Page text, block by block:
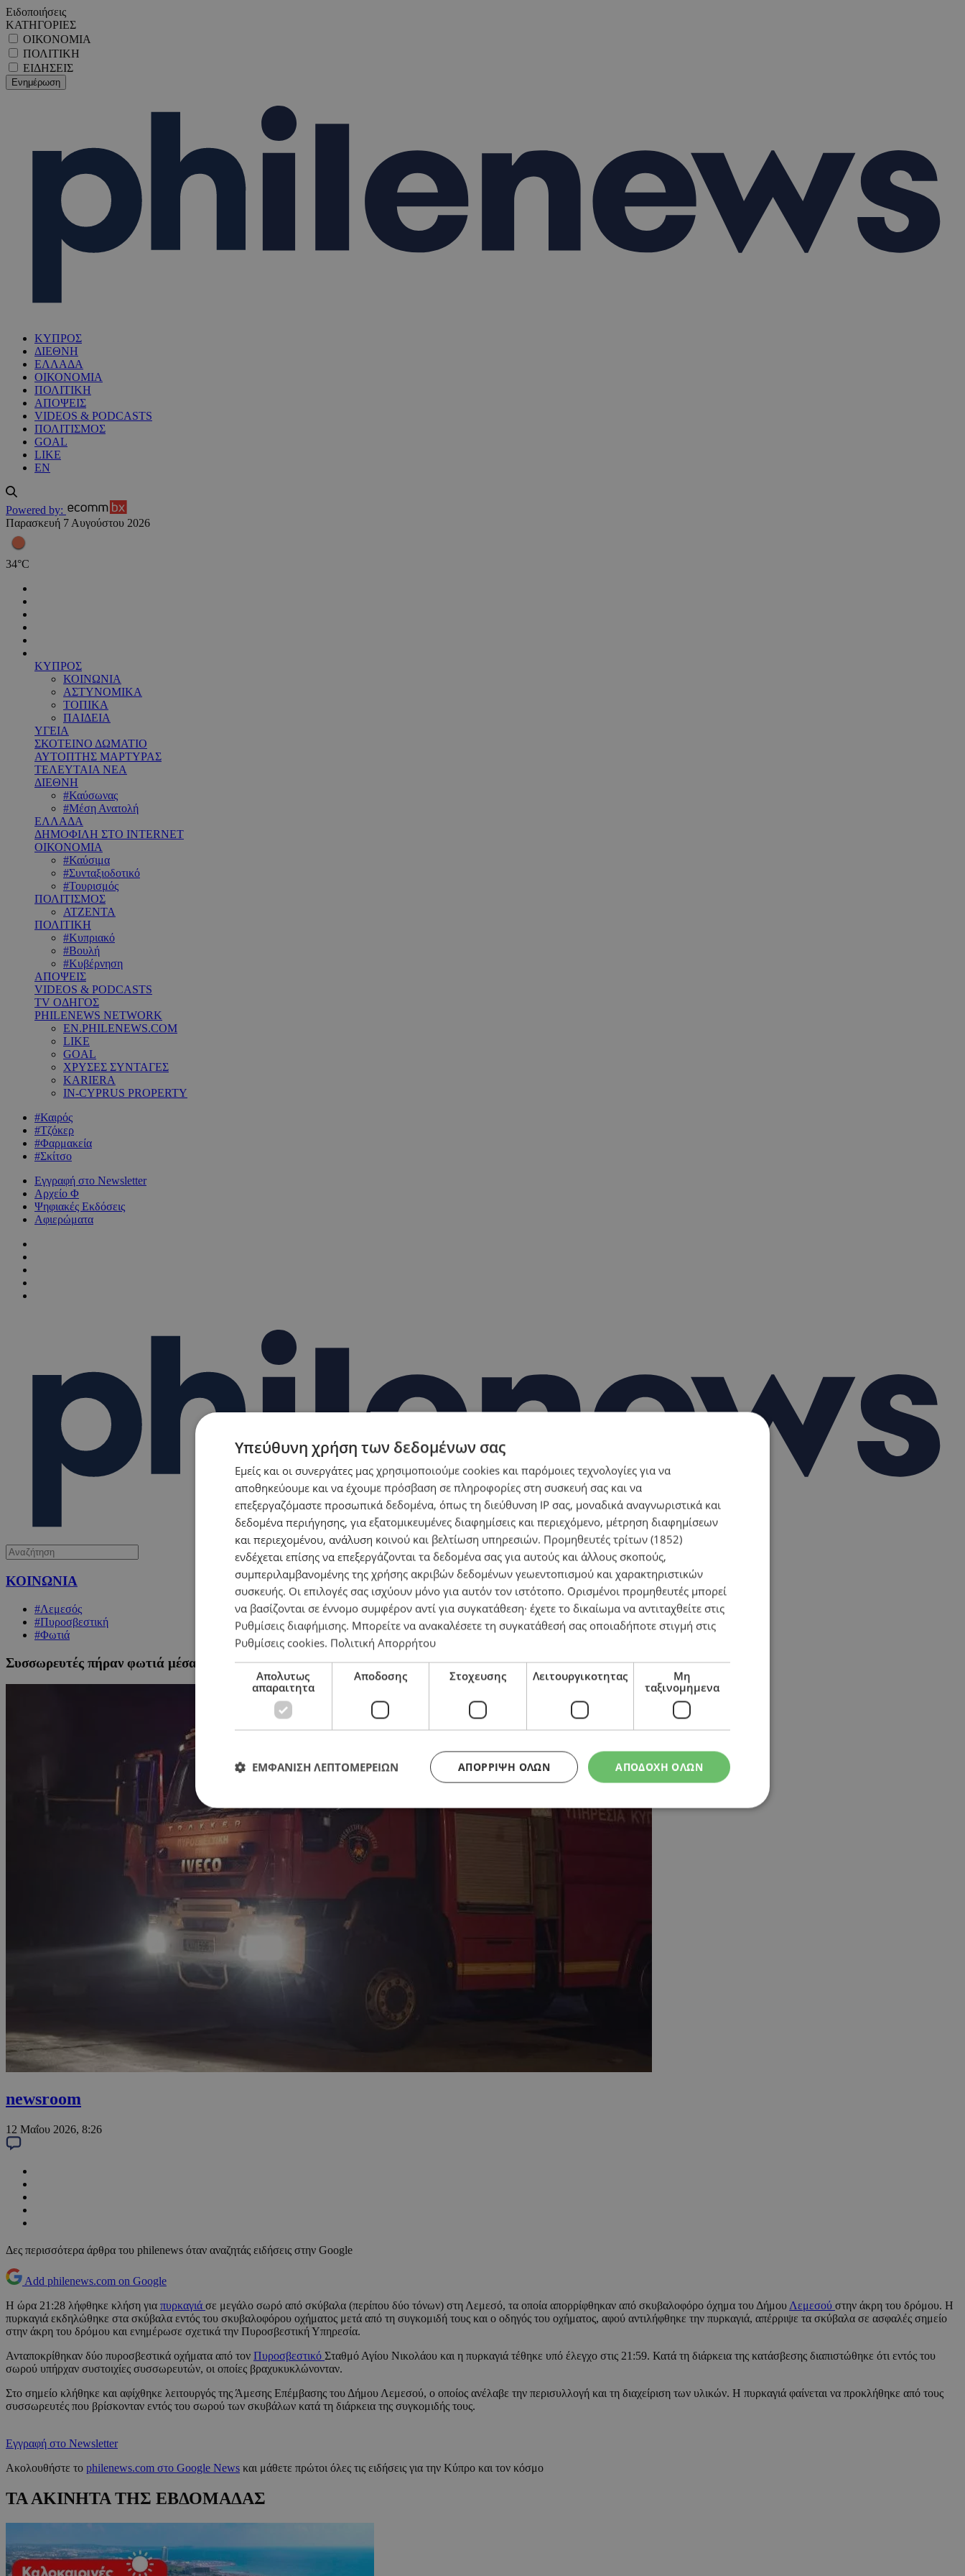
Ειδοποιήσεις
ΚΑΤΗΓΟΡΙΕΣ
ΟΙΚΟΝΟΜΙΑ
ΠΟΛΙΤΙΚΗ
ΕΙΔΗΣΕΙΣ
ΚΥΠΡΟΣ
ΔΙΕΘΝΗ
ΕΛΛΑΔΑ
ΟΙΚΟΝΟΜΙΑ
ΠΟΛΙΤΙΚΗ
ΑΠΟΨΕΙΣ
VIDEOS & PODCASTS
ΠΟΛΙΤΙΣΜΟΣ
GOAL
LIKE
EN
Powered by:
Παρασκευή 7 Αυγούστου 2026
34°C
ΚΥΠΡΟΣ
ΚΟΙΝΩΝΙΑ
ΑΣΤΥΝΟΜΙΚΑ
ΤΟΠΙΚΑ
ΠΑΙΔΕΙΑ
ΥΓΕΙΑ
ΣΚΟΤΕΙΝΟ ΔΩΜΑΤΙΟ
ΑΥΤΟΠΤΗΣ ΜΑΡΤΥΡΑΣ
ΤΕΛΕΥΤΑΙΑ ΝΕΑ
ΔΙΕΘΝΗ
#Καύσωνας
#Μέση Ανατολή
ΕΛΛΑΔΑ
ΔΗΜΟΦΙΛΗ ΣΤΟ INTERNET
ΟΙΚΟΝΟΜΙΑ
#Καύσιμα
#Συνταξιοδοτικό
#Τουρισμός
ΠΟΛΙΤΙΣΜΟΣ
ΑΤΖΕΝΤΑ
ΠΟΛΙΤΙΚΗ
#Κυπριακό
#Βουλή
#Κυβέρνηση
ΑΠΟΨΕΙΣ
VIDEOS & PODCASTS
TV ΟΔΗΓΟΣ
PHILENEWS NETWORK
EN.PHILENEWS.COM
LIKE
GOAL
ΧΡΥΣΕΣ ΣΥΝΤΑΓΕΣ
KARIERA
IN-CYPRUS PROPERTY
#Καιρός
#Τζόκερ
#Φαρμακεία
#Σκίτσο
Εγγραφή στο Newsletter
Αρχείο Φ
Ψηφιακές Εκδόσεις
Αφιερώματα
ΚΟΙΝΩΝΙΑ
#Λεμεσός
#Πυροσβεστική
#Φωτιά
Συσσωρευτές πήραν φωτιά μέσα στο σκυβαλοφόρο – Άμεση ανταπόκριση της Πυροσβεστικής
newsroom
12 Μαΐου 2026, 8:26
Δες περισσότερα άρθρα του philenews όταν αναζητάς ειδήσεις στην Google
Add philenews.com on Google
Η ώρα 21:28 λήφθηκε κλήση για πυρκαγιά σε μεγάλο σωρό από σκύβαλα (περίπου δύο τόνων) στη Λεμεσό, τα οποία απορρίφθηκαν από σκυβαλοφόρο όχημα του Δήμου Λεμεσού στην άκρη του δρόμου. Η
πυρκαγιά εκδηλώθηκε στα σκύβαλα εντός του σκυβαλοφόρου οχήματος μετά από τη συγκομιδή τους και ο οδηγός του οχήματος, αφού αντιλήφθηκε την πυρκαγιά, απέρριψε τα σκύβαλα σε ασφαλές σημείο
στην άκρη του δρόμου και ενημέρωσε σχετικά την Πυροσβεστική Υπηρεσία.
Ανταποκρίθηκαν δύο πυροσβεστικά οχήματα από τον Πυροσβεστικό Σταθμό Αγίου Νικολάου και η πυρκαγιά τέθηκε υπό έλεγχο στις 21:59. Κατά τη διάρκεια της κατάσβεσης διαπιστώθηκε ότι εντός του
σωρού υπήρχαν συστοιχίες συσσωρευτών, οι οποίες βραχυκυκλώνονταν.
Στο σημείο κλήθηκε και αφίχθηκε λειτουργός της Άμεσης Επέμβασης του Δήμου Λεμεσού, ο οποίος ανέλαβε την περισυλλογή και τη διαχείριση των υλικών. Η πυρκαγιά φαίνεται να προκλήθηκε από τους
συσσωρευτές που βρίσκονταν εντός του σωρού των σκυβάλων κατά τη διάρκεια της συγκομιδής τους.
Εγγραφή στο Newsletter
Ακολουθήστε το philenews.com στο Google News και μάθετε πρώτοι όλες τις ειδήσεις για την Κύπρο και τον κόσμο
ΤΑ ΑΚΙΝΗΤΑ ΤΗΣ ΕΒΔΟΜΑΔΑΣ
Υπεύθυνη χρήση των δεδομένων σας
Εμείς και οι συνεργάτες μας χρησιμοποιούμε cookies και παρόμοιες τεχνολογίες για να
αποθηκεύουμε και να έχουμε πρόσβαση σε πληροφορίες στη συσκευή σας και να
επεξεργαζόμαστε προσωπικά δεδομένα, όπως τη διεύθυνση IP σας, μοναδικά αναγνωριστικά και
δεδομένα περιήγησης, για εξατομικευμένες διαφημίσεις και περιεχόμενο, μέτρηση διαφημίσεων
και περιεχομένου, ανάλυση κοινού και βελτίωση υπηρεσιών. Προμηθευτές τρίτων (1852)
ενδέχεται επίσης να επεξεργάζονται τα δεδομένα σας για αυτούς και άλλους σκοπούς,
συμπεριλαμβανομένης της χρήσης ακριβών δεδομένων γεωεντοπισμού και χαρακτηριστικών
συσκευής. Οι επιλογές σας ισχύουν μόνο για αυτόν τον ιστότοπο. Ορισμένοι προμηθευτές μπορεί
να βασίζονται σε έννομο συμφέρον αντί για συγκατάθεση· έχετε το δικαίωμα να αντιταχθείτε στις
Ρυθμίσεις διαφήμισης. Μπορείτε να ανακαλέσετε τη συγκατάθεσή σας οποιαδήποτε στιγμή στις
Ρυθμίσεις cookies. Πολιτική Απορρήτου
Απολυτως
απαραιτητα
Αποδοσης Στοχευσης Λειτουργικοτητας
Μη
ταξινομημενα
ΑΠΟΔΟΧΗ ΟΛΩΝ
ΑΠΌΡΡΙΨΗ ΌΛΩΝ
ΕΜΦΑΝΙΣΗ ΛΕΠΤΟΜΕΡΕΙΩΝ